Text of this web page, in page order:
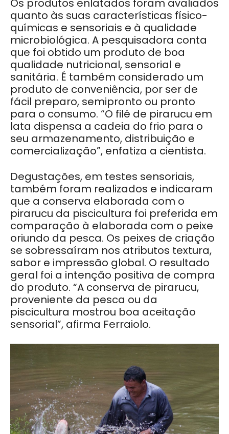
Os produtos enlatados foram avaliados
quanto às suas características físico-
químicas e sensoriais e à qualidade
microbiológica. A pesquisadora conta
que foi obtido um produto de boa
qualidade nutricional, sensorial e
sanitária. É também considerado um
produto de conveniência, por ser de
fácil preparo, semipronto ou pronto
para o consumo. “O filé de pirarucu em
lata dispensa a cadeia do frio para o
seu armazenamento, distribuição e
comercialização”, enfatiza a cientista.
Degustações, em testes sensoriais,
também foram realizados e indicaram
que a conserva elaborada com o
pirarucu da piscicultura foi preferida em
comparação à elaborada com o peixe
oriundo da pesca. Os peixes de criação
se sobressaíram nos atributos textura,
sabor e impressão global. O resultado
geral foi a intenção positiva de compra
do produto. “A conserva de pirarucu,
proveniente da pesca ou da
piscicultura mostrou boa aceitação
sensorial”, afirma Ferraiolo.